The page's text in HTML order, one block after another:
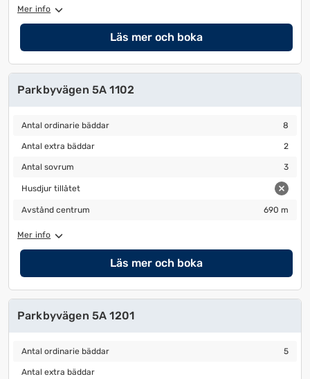
Mer info
Läs mer och boka
Parkbyvägen 5A 1102
Antal ordinarie bäddar
Antal ordinarie bäddar 8
Antal extra bäddar
Antal extra bäddar 2
Antal sovrum
Antal sovrum 3
Husdjur tillåtet
Husdjur tillåtet
Avstånd centrum
Avstånd centrum 690 m
Mer info
Läs mer och boka
Parkbyvägen 5A 1201
Antal ordinarie bäddar
Antal ordinarie bäddar 5
Antal extra bäddar
Antal extra bäddar